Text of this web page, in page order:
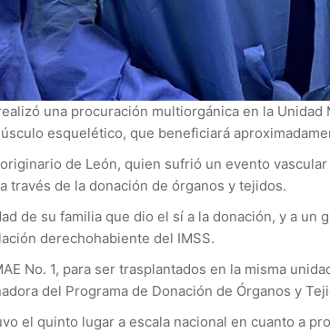
una procuración multiorgánica en la Unidad
esquelético, que beneficiará
de León, quien sufrió un evento
través de la donación de órganos y tejidos.
de su familia que dio el sí a la donación, y a
derechohabiente del IMSS.
No. 1, para ser trasplantados en la misma
del Programa de Donación de Órganos y
el quinto lugar a escala nacional en cuanto a